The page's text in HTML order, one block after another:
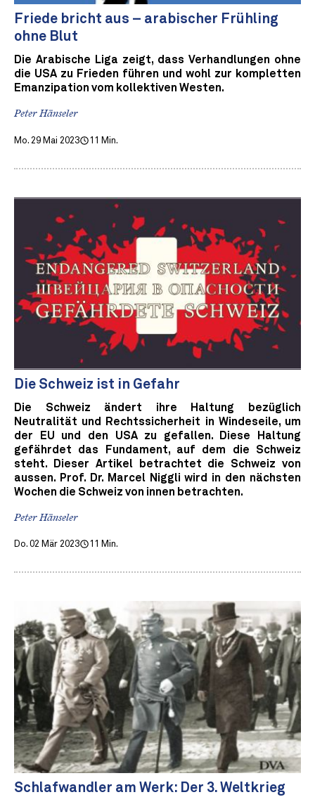
Friede bricht aus – arabischer Frühling
ohne Blut
Die Arabische Liga zeigt, dass Verhandlungen ohne
die USA zu Frieden führen und wohl zur kompletten
Emanzipation vom kollektiven Westen.
Peter Hänseler
Mo. 29 Mai 2023 11 Min.
Die Schweiz ist in Gefahr
Die Schweiz ändert ihre Haltung bezüglich
Neutralität und Rechtssicherheit in Windeseile, um
der EU und den USA zu gefallen. Diese Haltung
gefährdet das Fundament, auf dem die Schweiz
steht. Dieser Artikel betrachtet die Schweiz von
aussen. Prof. Dr. Marcel Niggli wird in den nächsten
Wochen die Schweiz von innen betrachten.
Peter Hänseler
Do. 02 Mär 2023 11 Min.
Schlafwandler am Werk: Der 3. Weltkrieg